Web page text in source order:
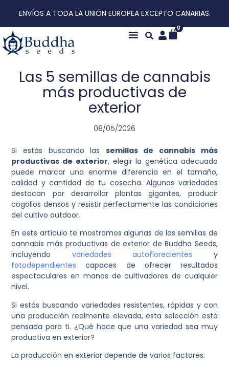
ENVÍOS A TODA LA UNIÓN EUROPEA EXCEPTO CANARIAS.
0
Las 5 semillas de cannabis
más productivas de
exterior
08/05/2026
Si estás buscando las semillas de cannabis más
productivas de exterior, elegir la genética adecuada
puede marcar una enorme diferencia en el tamaño,
calidad y cantidad de tu cosecha. Algunas variedades
destacan por desarrollar plantas gigantes, producir
cogollos densos y resistir perfectamente las condiciones
del cultivo outdoor.
En este artículo te mostramos algunas de las semillas de
cannabis más productivas de exterior de Buddha Seeds,
incluyendo variedades autoflorecientes y
fotodependientes capaces de ofrecer resultados
espectaculares en manos de cultivadores de cualquier
nivel.
Si estás buscando variedades resistentes, rápidas y con
una producción realmente elevada, esta selección está
pensada para ti. ¿Qué hace que una variedad sea muy
productiva en exterior?
La producción en exterior depende de varios factores: